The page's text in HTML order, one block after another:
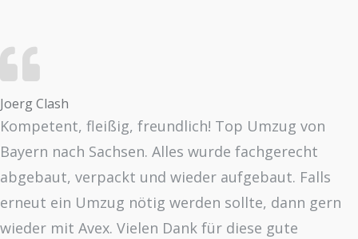
Joerg Clash
Kompetent, fleißig, freundlich! Top Umzug von
Bayern nach Sachsen. Alles wurde fachgerecht
abgebaut, verpackt und wieder aufgebaut. Falls
erneut ein Umzug nötig werden sollte, dann gern
wieder mit Avex. Vielen Dank für diese gute